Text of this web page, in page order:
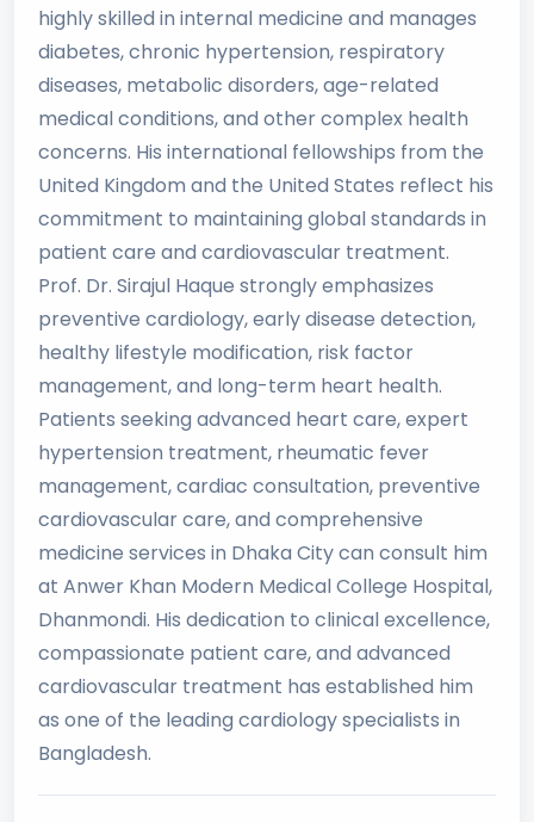
highly skilled in internal medicine and manages
diabetes, chronic hypertension, respiratory
diseases, metabolic disorders, age-related
medical conditions, and other complex health
concerns. His international fellowships from the
United Kingdom and the United States reflect his
commitment to maintaining global standards in
patient care and cardiovascular treatment.
Prof. Dr. Sirajul Haque strongly emphasizes
preventive cardiology, early disease detection,
healthy lifestyle modification, risk factor
management, and long-term heart health.
Patients seeking advanced heart care, expert
hypertension treatment, rheumatic fever
management, cardiac consultation, preventive
cardiovascular care, and comprehensive
medicine services in Dhaka City can consult him
at Anwer Khan Modern Medical College Hospital,
Dhanmondi. His dedication to clinical excellence,
compassionate patient care, and advanced
cardiovascular treatment has established him
as one of the leading cardiology specialists in
Bangladesh.